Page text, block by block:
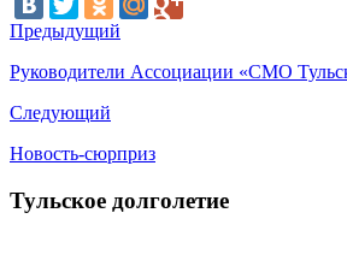
Предыдущий
Руководители Ассоциации «СМО
Следующий
Новость-сюрприз
Тульское долголетие